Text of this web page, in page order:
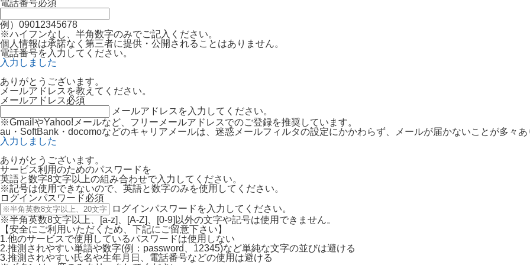
電話番号必須
例）09012345678
※ハイフンなし、半角数字のみでご記入ください。
個人情報は承諾なく第三者に提供・公開されることはありません。
電話番号を入力してください。
入力しました
ありがとうございます。
メールアドレスを教えてください。
メールアドレス必須
メールアドレスを入力してください。
※GmailやYahoo!メールなど、フリーメールアドレスでのご登録を推奨しています。
au・SoftBank・docomoなどのキャリアメールは、迷惑メールフィルタの設定にかかわらず、メールが届かないことが多々あ
入力しました
ありがとうございます。
サービス利用のためのパスワードを
英語と数字8文字以上の組み合わせで入力してください。
※記号は使用できないので、英語と数字のみを使用してください。
ログインパスワード必須
ログインパスワードを入力してください。
※半角英数8文字以上、[a-z]、[A-Z]、[0-9]以外の文字や記号は使用できません。
【安全にご利用いただくため、下記にご留意下さい】
1.他のサービスで使用しているパスワードは使用しない
2.推測されやすい単語や数字(例：password、12345)など単純な文字の並びは避ける
3.推測されやすい氏名や生年月日、電話番号などの使用は避ける